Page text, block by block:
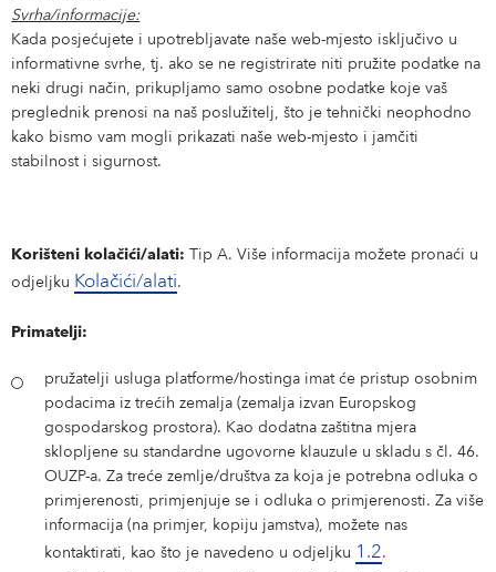
Svrha/informacije:
Kada posjećujete i upotrebljavate naše web-mjesto isključivo u
informativne svrhe, tj. ako se ne registrirate niti pružite podatke na
neki drugi način, prikupljamo samo osobne podatke koje vaš
preglednik prenosi na naš poslužitelj, što je tehnički neophodno
kako bismo vam mogli prikazati naše web-mjesto i jamčiti
stabilnost i sigurnost.
Korišteni kolačići/alati: Tip A. Više informacija možete pronaći u
odjeljku Kolačići/alati.
Primatelji:
pružatelji usluga platforme/hostinga imat će pristup osobnim
podacima iz trećih zemalja (zemalja izvan Europskog
gospodarskog prostora). Kao dodatna zaštitna mjera
sklopljene su standardne ugovorne klauzule u skladu s čl. 46.
OUZP-a. Za treće zemlje/društva za koja je potrebna odluka o
primjerenosti, primjenjuje se i odluka o primjerenosti. Za više
informacija (na primjer, kopiju jamstva), možete nas
kontaktirati, kao što je navedeno u odjeljku 1.2.